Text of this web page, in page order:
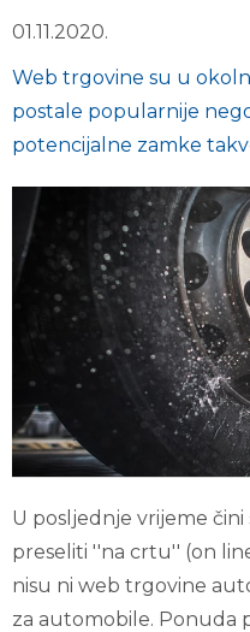
01.11.2020.
Web trgovine su u
postale popularnije
potencijalne zamke
U posljednje vrijeme čini
preseliti ''na crtu'' (on
nisu ni web trgovine
za automobile. Ponuda